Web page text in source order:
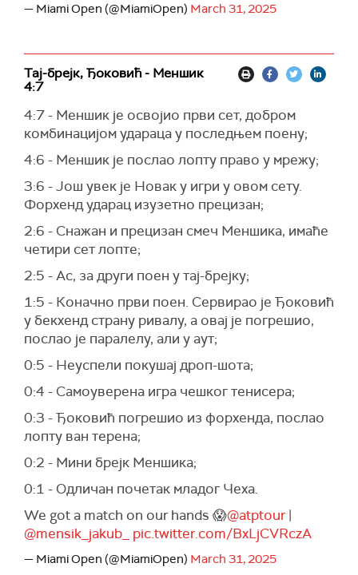
— Miami Open (@MiamiOpen) March 31, 2025
Тај-брејк, Ђоковић - Меншик
4:7
4:7 - Меншик је освојио први сет, добром
комбинацијом удараца у последњем поену;
4:6 - Меншик је послао лопту право у мрежу;
3:6 - Још увек је Новак у игри у овом сету.
Форхенд ударац изузетно прецизан;
2:6 - Снажан и прецизан смеч Меншика, имаће
четири сет лопте;
2:5 - Ас, за други поен у тај-брејку;
1:5 - Коначно први поен. Сервирао је Ђоковић
у бекхенд страну ривалу, а овај је погрешио,
послао је паралелу, али у аут;
0:5 - Неуспели покушај дроп-шота;
0:4 - Самоуверена игра чешког тенисера;
0:3 - Ђоковић погрешио из форхенда, послао
лопту ван терена;
0:2 - Мини брејк Меншика;
0:1 - Одличан почетак младог Чеха.
We got a match on our hands 😱@atptour |
@mensik_jakub_
pic.twitter.com/BxLjCVRczA
— Miami Open (@MiamiOpen) March 31, 2025